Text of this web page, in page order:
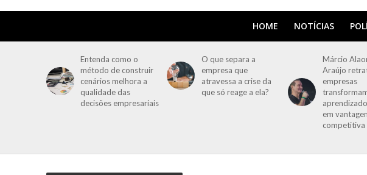
HOME NOTÍCIAS
Entenda como o
método de construir
cenários melhora a
qualidade das
decisões empresariais
O que separa a
empresa que
atravessa a crise da
que só reage a ela?
Márcio
Araújo
empresas
em
competitiva